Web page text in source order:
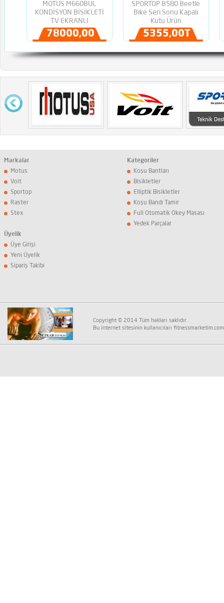
MOTUS M660BUL
KONDİSYON BİSİKLETİ
TV EKRANLI
78000,00TL
SPORTOP B580 Beetle
Bike Seri Sonu Kapalı
Kutu Ürün
5355,00TL
Markalar
Motus
Voit
Sportop
Raster
Stex
Kategoriler
Koşu Bantları
Bisikletler
Elliptik Bisikletler
Koşu Bandı Tamir
Full Otomatik Okey Masası
Yedek Parçalar
Üyelik
Üye Girişi
Yeni Üyelik
Sipariş Takibi
Copyright © 2014 Tüm hakları saklıdır.
Bu internet sitesinin kullanıcıları